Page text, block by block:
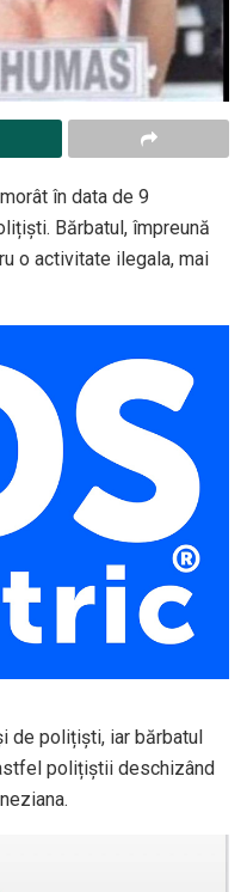
în data de 9
Bărbatul, împreună
o activitate ilegala, mai
de polițiști, iar bărbatul
polițiștii deschizând